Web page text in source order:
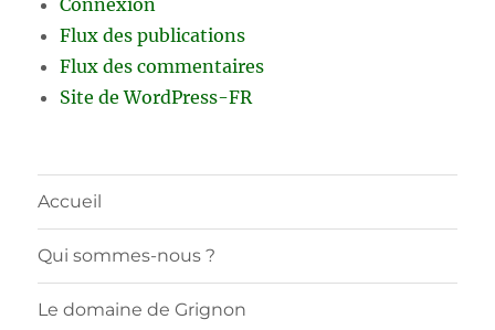
Flux des publications
Flux des commentaires
Site de WordPress-FR
Accueil
Qui sommes-nous ?
Le domaine de Grignon